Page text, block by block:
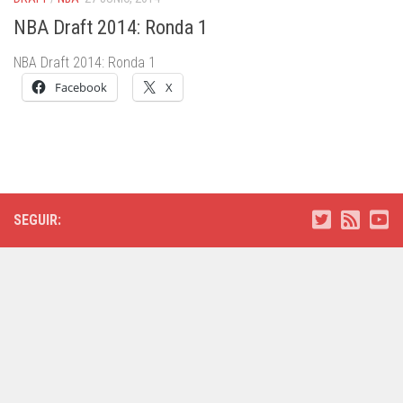
NBA Draft 2014: Ronda 1
NBA Draft 2014: Ronda 1
Facebook X
SEGUIR: